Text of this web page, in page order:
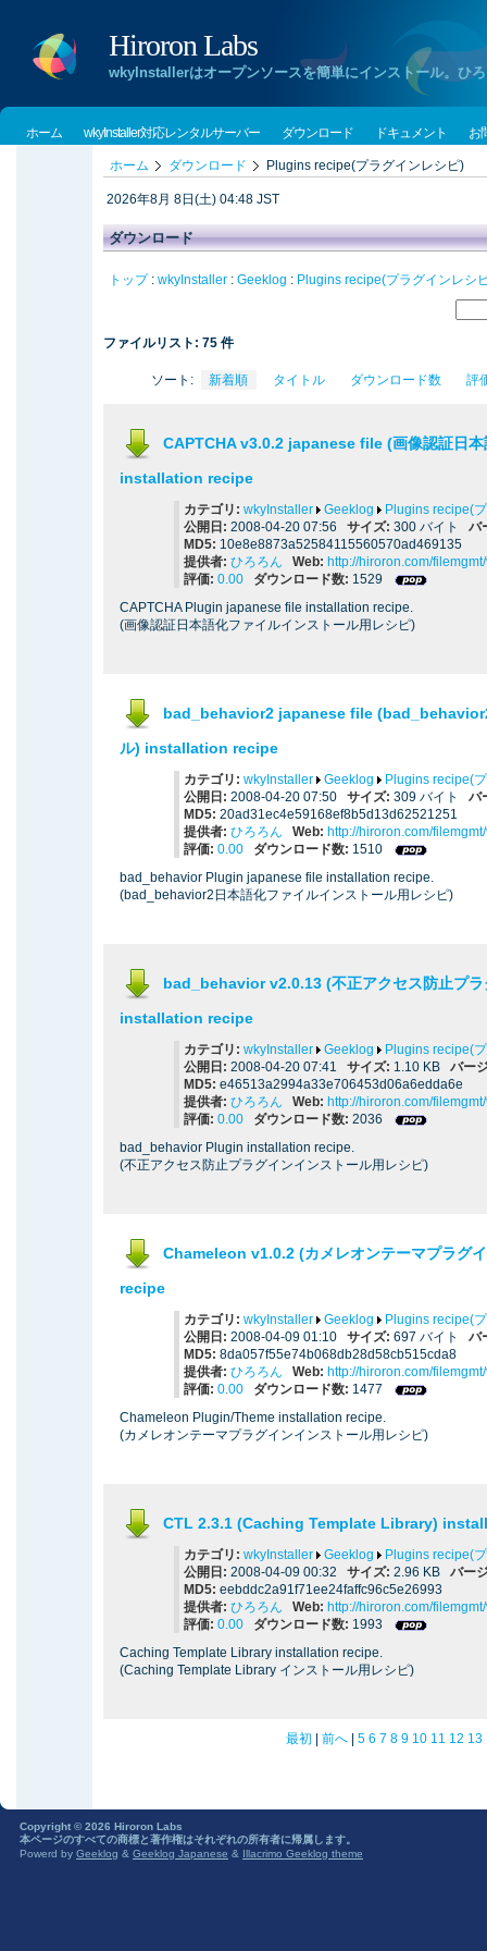
Hiroron Labs
wkyInstallerはオープンソースを簡単にインストール。ひ
ホーム wkyInstaller対応レンタルサーバー ダウンロード ドキュメント お
ホーム ダウンロード Plugins recipe(プラグインレシピ)
2026年8月 8日(土) 04:48 JST
ダウンロード
トップ: wkyInstaller : Geeklog : Plugins recipe(プラグインレシ
ファイルリスト: 75 件
ソート: 新着順 タイトル ダウンロード数 評
CAPTCHA v3.0.2 japanese file (画像認証日本
installation recipe
カテゴリ: wkyInstaller Geeklog
Plugins recipe(
公開日: 2008-04-20 07:56 サイズ: 300 バイト バ
MD5: 10e8e8873a52584115560570ad469135
提供者: ひろろん Web: http://hiroron.com/
評価: 0.00 ダウンロード数: 1529
CAPTCHA Plugin japanese file installation recipe.
(画像認証日本語化ファイルインストール用レシピ)
bad_behavior2 japanese file
ル) installation recipe
カテゴリ: wkyInstaller Geeklog
Plugins recipe(
公開日: 2008-04-20 07:50 サイズ: 309 バイト バ
MD5: 20ad31ec4e59168ef8b5d13d62521251
提供者: ひろろん Web: http://hiroron.com/
評価: 0.00 ダウンロード数: 1510
bad_behavior Plugin japanese file installation recipe.
(bad_behavior2日本語化ファイルインストール用レシピ)
bad_behavior v2.0.13 (不正アクセス防止プラ
installation recipe
カテゴリ: wkyInstaller Geeklog
Plugins recipe(
公開日: 2008-04-20 07:41 サイズ: 1.10 KB バー
MD5: e46513a2994a33e706453d06a6edda6e
提供者: ひろろん Web: http://hiroron.com/
評価: 0.00 ダウンロード数: 2036
bad_behavior Plugin installation recipe.
(不正アクセス防止プラグインインストール用レシピ)
Chameleon v1.0.2 (カメレオンテーマプラグ
recipe
カテゴリ: wkyInstaller Geeklog
Plugins recipe(
公開日: 2008-04-09 01:10 サイズ: 697 バイト バ
MD5: 8da057f55e74b068db28d58cb515cda8
提供者: ひろろん Web: http://hiroron.com/
評価: 0.00 ダウンロード数: 1477
Chameleon Plugin/Theme installation recipe.
(カメレオンテーマプラグインインストール用レシピ)
CTL 2.3.1 (Caching Template Library)
カテゴリ: wkyInstaller Geeklog
Plugins recipe(
公開日: 2008-04-09 00:32 サイズ: 2.96 KB バー
MD5: eebddc2a91f71ee24faffc96c5e26993
提供者: ひろろん Web: http://hiroron.com/
評価: 0.00 ダウンロード数: 1993
Caching Template Library installation recipe.
(Caching Template Library インストール用レシピ)
最初 前へ| 5 6 7 8 9 10 11 12 13
Copyright © 2026 Hiroron Labs
本ページのすべての商標と著作権はそれぞれの所有者に帰属します。
Powerd by Geeklog & Geeklog Japanese & Illacrimo Geeklog theme